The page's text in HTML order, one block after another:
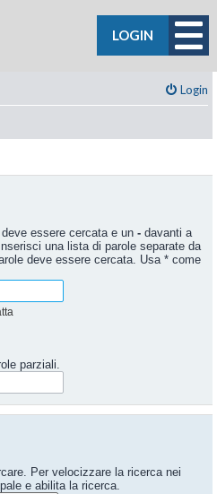
LOGIN
Login
essere cercata e un - davanti a
una lista di parole separate da
deve essere cercata. Usa * come
parziali.
Per velocizzare la ricerca nei
e abilita la ricerca.